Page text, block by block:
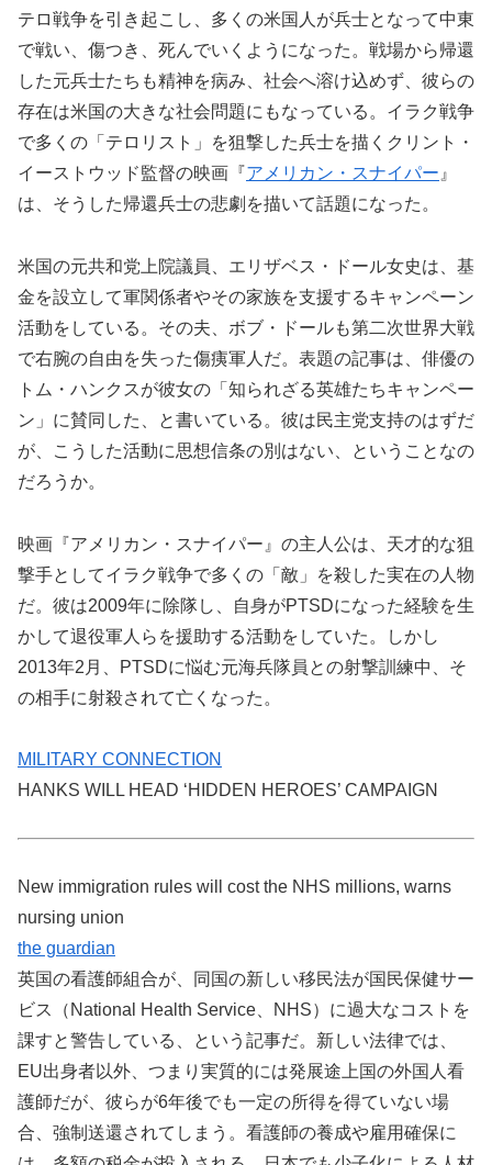
テロ戦争を引き起こし、多くの米国人が兵士となって中東
で戦い、傷つき、死んでいくようになった。戦場から帰還
した元兵士たちも精神を病み、社会へ溶け込めず、彼らの
存在は米国の大きな社会問題にもなっている。イラク戦争
で多くの「テロリスト」を狙撃した兵士を描くクリント・
イーストウッド監督の映画『アメリカン・スナイパー 』
は、そうした帰還兵士の悲劇を描いて話題になった。
米国の元共和党上院議員、エリザベス・ドール女史は、基
金を設立して軍関係者やその家族を支援するキャンペーン
活動をしている。その夫、ボブ・ドールも第二次世界大戦
で右腕の自由を失った傷痍軍人だ。表題の記事は、俳優の
トム・ハンクスが彼女の「知られざる英雄たちキャンペー
ン」に賛同した、と書いている。彼は民主党支持のはずだ
が、こうした活動に思想信条の別はない、ということなの
だろうか。
映画『アメリカン・スナイパー』の主人公は、天才的な狙
撃手としてイラク戦争で多くの「敵」を殺した実在の人物
だ。彼は2009年に除隊し、自身がPTSDになった経験を生
かして退役軍人らを援助する活動をしていた。しかし
2013年2月、PTSDに悩む元海兵隊員との射撃訓練中、そ
の相手に射殺されて亡くなった。
MILITARY CONNECTION
HANKS WILL HEAD ‘HIDDEN HEROES’ CAMPAIGN
New immigration rules will cost the NHS millions, warns
nursing union
the guardian
英国の看護師組合が、同国の新しい移民法が国民保健サー
ビス（National Health Service、NHS）に過大なコストを
課すと警告している、という記事だ。新しい法律では、
EU出身者以外、つまり実質的には発展途上国の外国人看
護師だが、彼らが6年後でも一定の所得を得ていない場
合、強制送還されてしまう。看護師の養成や雇用確保に